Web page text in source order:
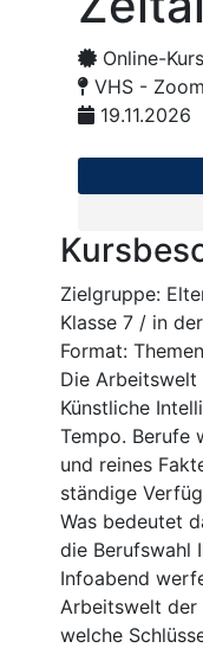
Online-Kurs
VHS -
19.11.2026
Zielgruppe:
Klasse 7 / in
Format:
Die
Künstliche
Tempo. Berufe
und reines
ständige
Was bedeutet
die Berufswahl
Infoabend
Arbeitswelt der
welche